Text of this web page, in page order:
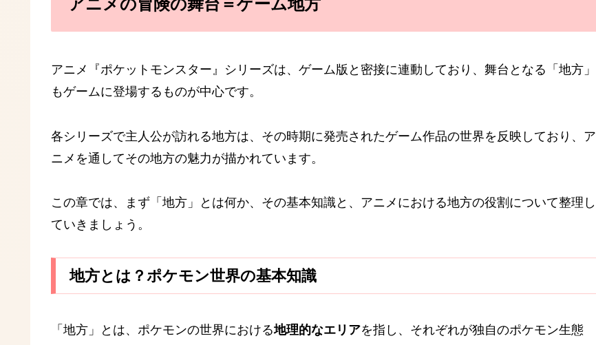
アニメの冒険の舞台＝ゲーム地方
アニメ『ポケットモンスター』シリーズは、ゲーム版と密接に連動しており、舞台となる「地方」
もゲームに登場するものが中心です。
各シリーズで主人公が訪れる地方は、その時期に発売されたゲーム作品の世界を反映しており、ア
ニメを通してその地方の魅力が描かれています。
この章では、まず「地方」とは何か、その基本知識と、アニメにおける地方の役割について整理し
ていきましょう。
地方とは？ポケモン世界の基本知識
「地方」とは、ポケモンの世界における地理的なエリアを指し、それぞれが独自のポケモン生態